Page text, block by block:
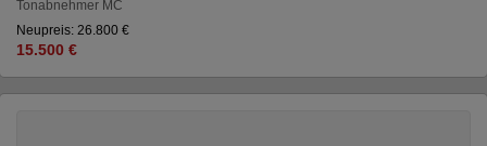
Tonabnehmer MC
Neupreis: 26.800 €
15.500 €